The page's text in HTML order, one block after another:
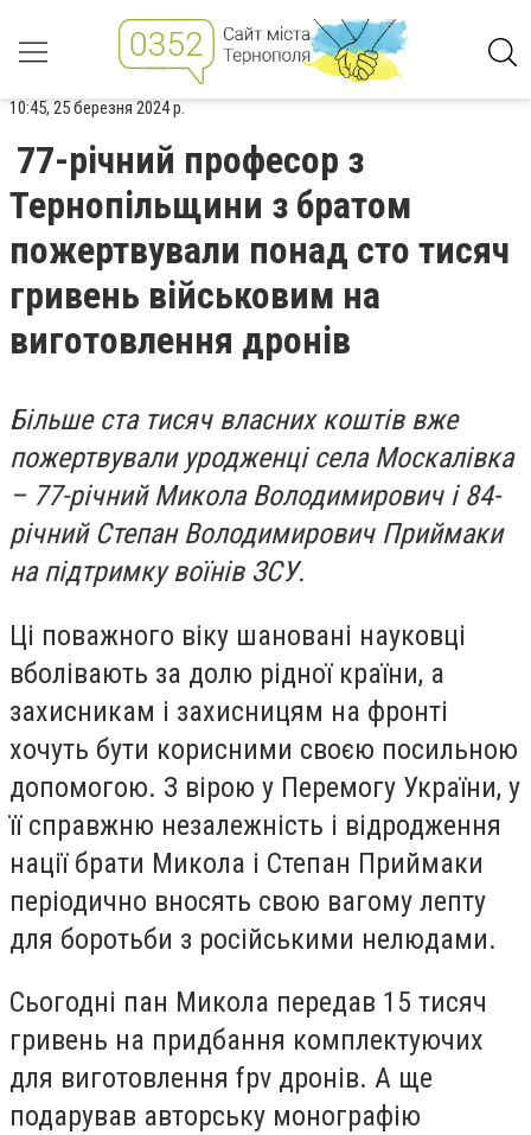
10:45, 25 березня 2024 р.
77-річний професор з
Тернопільщини з братом
пожертвували понад сто тисяч
гривень військовим на
виготовлення дронів
Більше ста тисяч власних коштів вже
пожертвували уродженці села Москалівка
– 77-річний Микола Володимирович і 84-
річний Степан Володимирович Приймаки
на підтримку воїнів ЗСУ.
Ці поважного віку шановані науковці
вболівають за долю рідної країни, а
захисникам і захисницям на фронті
хочуть бути корисними своєю посильною
допомогою. З вірою у Перемогу України, у
її справжню незалежність і відродження
нації брати Микола і Степан Приймаки
періодично вносять свою вагому лепту
для боротьби з російськими нелюдами.
Сьогодні пан Микола передав 15 тисяч
гривень на придбання комплектуючих
для виготовлення fpv дронів. А ще
подарував авторську монографію